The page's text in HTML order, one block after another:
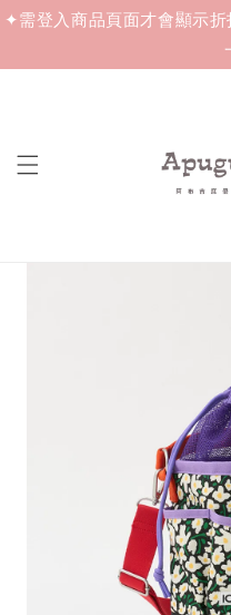
✦需登入商品頁面才會顯示